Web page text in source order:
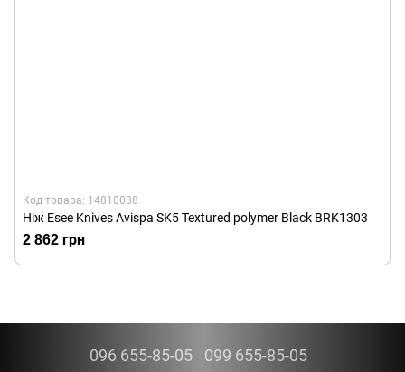
Код товара: 14810038
Ніж Esee Knives Avispa SK5 Textured polymer Black BRK1303
2 862 грн
096 655-85-05 099 655-85-05